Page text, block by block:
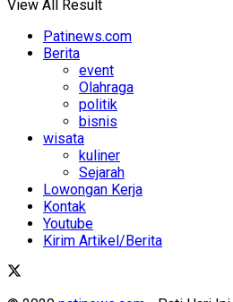
View All Result
Patinews.com
Berita
event
Olahraga
politik
bisnis
wisata
kuliner
Sejarah
Lowongan Kerja
Kontak
Youtube
Kirim Artikel/Berita